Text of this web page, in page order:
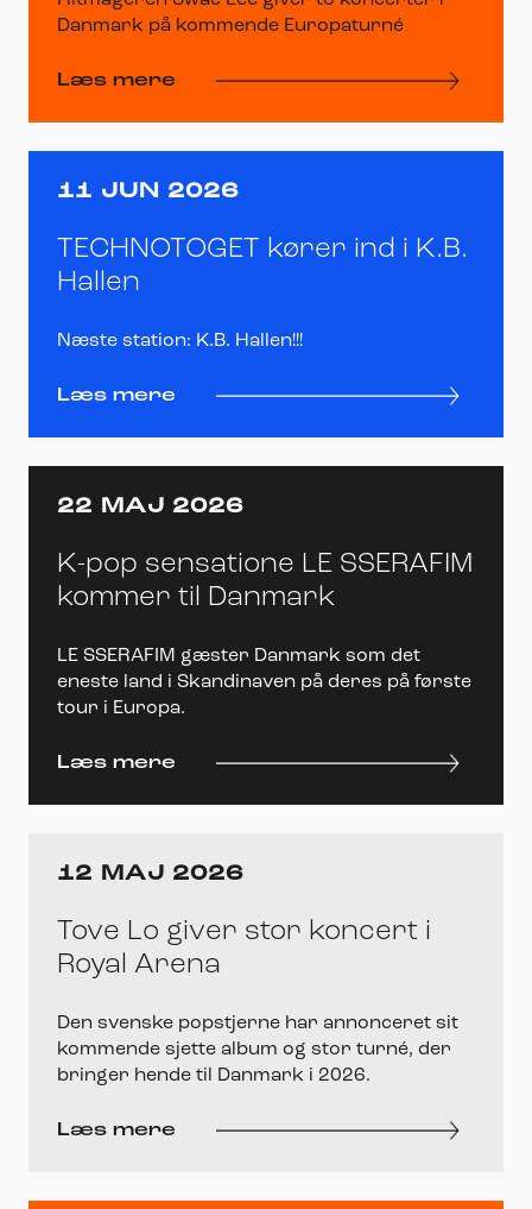
Danmark på kommende Europaturné
Læs mere
11 JUN 2026
TECHNOTOGET kører ind i K.B.
Hallen
Næste station: K.B. Hallen!!!
Læs mere
22 MAJ 2026
K-pop sensatione LE SSERAFIM
kommer til Danmark
LE SSERAFIM gæster Danmark som det
eneste land i Skandinaven på deres på første
tour i Europa.
Læs mere
12 MAJ 2026
Tove Lo giver stor koncert i
Royal Arena
Den svenske popstjerne har annonceret sit
kommende sjette album og stor turné, der
bringer hende til Danmark i 2026.
Læs mere